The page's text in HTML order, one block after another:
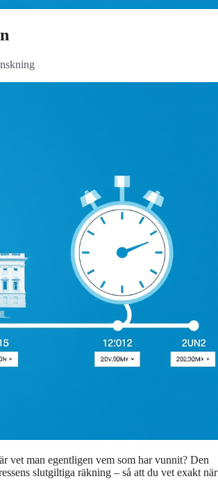
vet man egentligen vem som har vunnit? Den
slutgiltiga räkning – så att du vet exakt när